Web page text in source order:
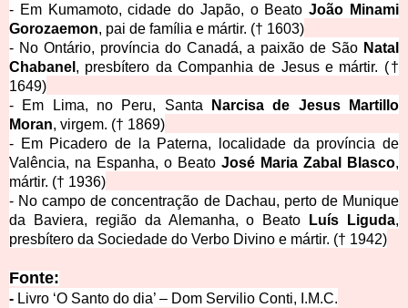
- Em Kumamoto, cidade do Japão, o BeatoJoão Minami
Gorozaemon, pai de família e mártir. († 1603)
- No Ontário, província do Canadá, a paixão de São Natal
Chabanel , presbítero da Companhia de Jesus e mártir. (†
1649)
- Em Lima, no Peru, Santa
Narcisa de Jesus Martillo
Moran, virgem. († 1869)
- Em Picadero de la Paterna, localidade da província de
Valência, na Espanha, o Beato José Maria Zabal Blasco,
mártir. († 1936)
- No campo de concentração de Dachau, perto de Munique
da Baviera, região da Alemanha, o Beato
Luís Liguda,
presbítero da Sociedade do Verbo Divino e mártir. († 1942)
Fonte:
- Livro ‘O Santo do dia’ – Dom Servilio Conti, I.M.C.